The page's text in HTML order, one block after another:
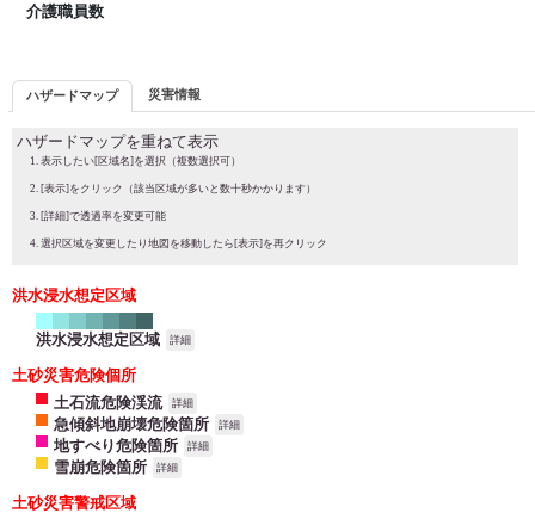
介護職員数
ハザードマップ 災害情報
ハザードマップを重ねて表示
表示したい[区域名]を選択（複数選択可）
[表示]をクリック（該当区域が多いと数十秒かかります）
[詳細]で透過率を変更可能
選択区域を変更したり地図を移動したら[表示]を再クリック
洪水浸水想定区域
洪水浸水想定区域 詳細
土砂災害危険個所
土石流危険渓流
詳細
急傾斜地崩壊危険箇所 詳細
地すべり危険箇所 詳細
雪崩危険箇所 詳細
土砂災害警戒区域